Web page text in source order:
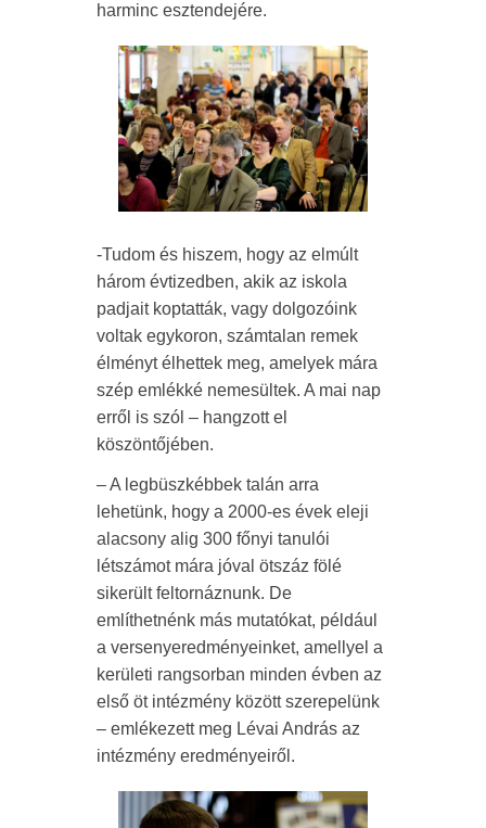
harminc esztendejére.
-Tudom és hiszem, hogy az elmúlt
három évtizedben, akik az iskola
padjait koptatták, vagy dolgozóink
voltak egykoron, számtalan remek
élményt élhettek meg, amelyek mára
szép emlékké nemesültek. A mai nap
erről is szól – hangzott el
köszöntőjében.
– A legbüszkébbek talán arra
lehetünk, hogy a 2000-es évek eleji
alacsony alig 300 főnyi tanulói
létszámot mára jóval ötszáz fölé
sikerült feltornáznunk. De
említhetnénk más mutatókat, például
a versenyeredményeinket, amellyel a
kerületi rangsorban minden évben az
első öt intézmény között szerepelünk
– emlékezett meg Lévai András az
intézmény eredményeiről.